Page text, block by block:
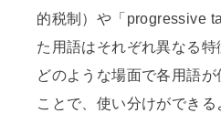
的税制）や「progressive
た用語はそれぞれ異なる
どのような場面で各用語
ことで、使い分けができる